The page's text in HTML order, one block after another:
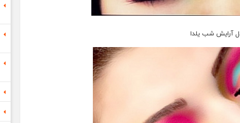
آرایش شب یلدا